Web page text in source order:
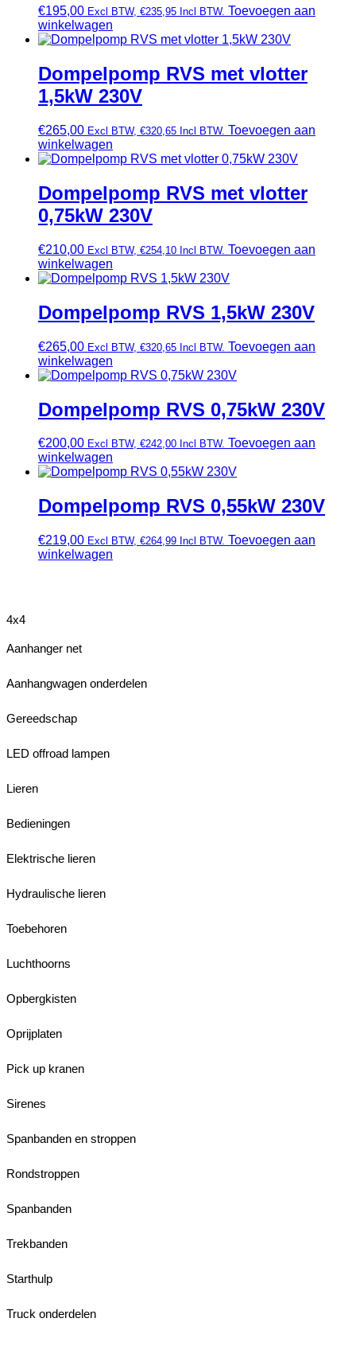
€195,00 Excl BTW, €235,95 Incl BTW. Toevoegen aan
winkelwagen
Dompelpomp RVS met vlotter
1,5kW 230V
€265,00 Excl BTW, €320,65 Incl BTW. Toevoegen aan
winkelwagen
Dompelpomp RVS met vlotter
0,75kW 230V
€210,00 Excl BTW, €254,10 Incl BTW. Toevoegen aan
winkelwagen
Dompelpomp RVS 1,5kW 230V
€265,00 Excl BTW, €320,65 Incl BTW. Toevoegen aan
winkelwagen
Dompelpomp RVS 0,75kW 230V
€200,00 Excl BTW, €242,00 Incl BTW. Toevoegen aan
winkelwagen
Dompelpomp RVS 0,55kW 230V
€219,00 Excl BTW, €264,99 Incl BTW. Toevoegen aan
winkelwagen
4x4
Aanhanger net
Aanhangwagen onderdelen
Gereedschap
LED offroad lampen
Lieren
Bedieningen
Elektrische lieren
Hydraulische lieren
Toebehoren
Luchthoorns
Opbergkisten
Oprijplaten
Pick up kranen
Sirenes
Spanbanden en stroppen
Rondstroppen
Spanbanden
Trekbanden
Starthulp
Truck onderdelen